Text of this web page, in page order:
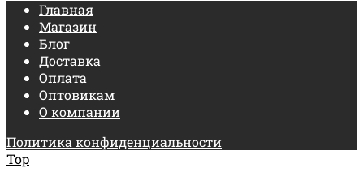
Главная
Магазин
Блог
Доставка
Оплата
Оптовикам
О компании
Политика конфиденциальности
Top